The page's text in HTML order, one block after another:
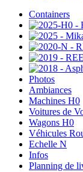
Containers
Photos
Ambiances
Machines H0
Voitures de
Wagons H0
Véhicules
Echelle N
Infos
Planning de